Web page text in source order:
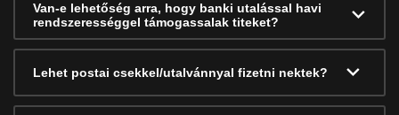
Van-e lehetőség arra, hogy banki utalással havi
rendszerességgel támogassalak titeket?
Lehet postai csekkel/utalvánnyal fizetni nektek?